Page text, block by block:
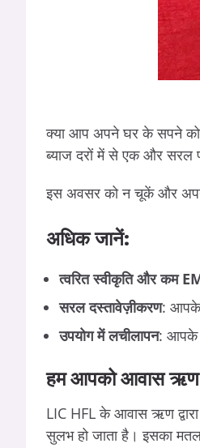
क्या आप अपने घर के सपने
ब्याज दरों में से एक और सरल
इस अवसर को न चूकें और अपने
अधिकजानें:
त्वरितस्वीकृतिऔरकम
सरलदस्तावेज़ीकरण: आपके
उपयोगमेंलचीलापन: आपके
हमआपकोआवास
LIC HFL के आवास ऋण
सुलभ हो जाता है। इसका